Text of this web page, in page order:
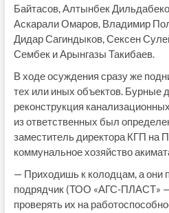
Байтасов, Алтынбек
Аскарали Омаров, Владимир
Дидар Сагиндыков, Сексен
Сембек и Арынгазы Такибаев.
В ходе осуждения сразу же
тех или иных объектов. Бурные
реконструкция
из ответственных был
заместитель директора КГП на
коммунальное хозяйство
— Приходишь к колодцам, а они
подрядчик (ТОО «АГС-ПЛАСТ» —
проверять их на